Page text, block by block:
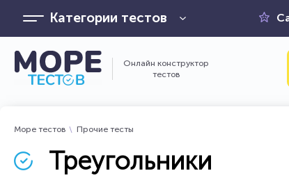
Категории тестов
Онлайн конструктор
тестов
Море тестов Прочие тесты
Треугольники